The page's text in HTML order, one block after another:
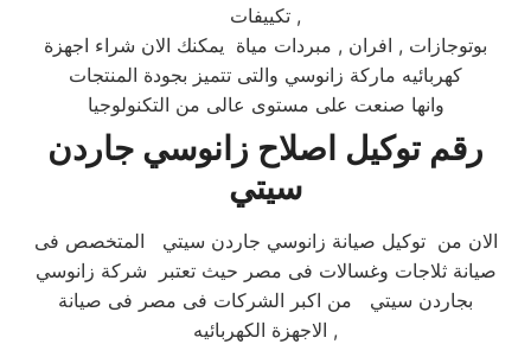
تكييفات ,
بوتوجازات , افران , مبردات مياة يمكنك الان شراء اجهزة
كهربائيه ماركة زانوسي والتى تتميز بجودة المنتجات
وانها صنعت على مستوى عالى من التكنولوجيا
رقم توكيل اصلاح زانوسي جاردن
سيتي
الان من توكيل صيانة زانوسي جاردن سيتي المتخصص فى
صيانة ثلاجات وغسالات فى مصر حيث تعتبر شركة زانوسي
بجاردن سيتي من اكبر الشركات فى مصر فى صيانة
الاجهزة الكهربائيه ,